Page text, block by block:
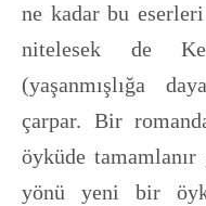
ne kadar bu
nitelesek de
(yaşanmışlığa
çarpar. Bir
öyküde
yönü yeni bir